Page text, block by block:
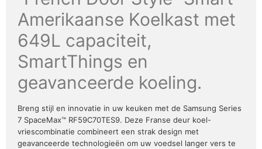
Amerikaanse Koelkast met
649L capaciteit,
SmartThings en
geavanceerde koeling.
Breng stijl en innovatie in uw keuken met de Samsung Series
7 SpaceMax™ RF59C70TES9. Deze Franse deur koel-
vriescombinatie combineert een strak design met
geavanceerde technologieën om uw voedsel langer vers te